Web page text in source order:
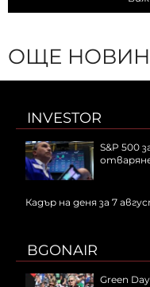
ОЩЕ
INVESTOR
S&P 500
Кадър на деня за 7
BGONAIR
Green